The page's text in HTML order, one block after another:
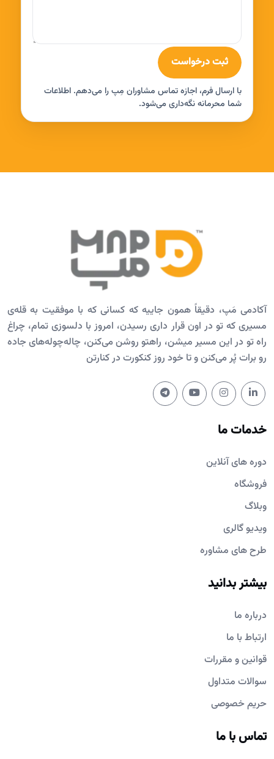
ثبت درخواست
با ارسال فرم، اجازه تماس مشاوران مِپ را می‌دهم. اطلاعات
شما محرمانه نگه‌داری می‌شود.
آکادمی مَپ، دقیقاً همون جاییه که کسانی که با موفقیت به قله‌ی
مسیری که تو در اون قرار داری رسیدن، امروز با دلسوزی تمام، چراغ
راه تو در این مسیر میشن، راهتو روشن می‌کنن، چاله‌چوله‌های جاده
رو برات پُر می‌کنن و تا خود روز کنکورت در کنارتن
خدمات ما
دوره های آنلاین
فروشگاه
وبلاگ
ویدیو گالری
طرح های مشاوره
بیشتر بدانید
درباره ما
ارتباط با ما
قوانین و مقررات
سوالات متداول
حریم خصوصی
تماس با ما